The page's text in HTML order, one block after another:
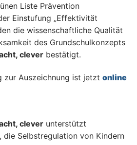
Liste Prävention
Einstufung „Effektivität
die wissenschaftliche Qualität
des Grundschulkonzepts
clever bestätigt.
zur Auszeichnung ist jetzt online
clever unterstützt
die Selbstregulation von Kindern